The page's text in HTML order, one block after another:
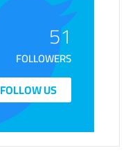
51
FOLLOWERS
FOLLOW US